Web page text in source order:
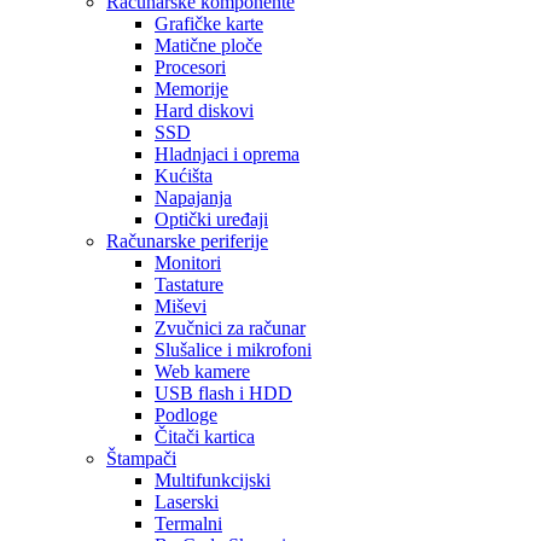
Grafičke karte
Matične ploče
Procesori
Memorije
Hard diskovi
SSD
Hladnjaci i oprema
Kućišta
Napajanja
Optički uređaji
Računarske periferije
Monitori
Tastature
Miševi
Zvučnici za računar
Slušalice i mikrofoni
Web kamere
USB flash i HDD
Podloge
Čitači kartica
Štampači
Multifunkcijski
Laserski
Termalni